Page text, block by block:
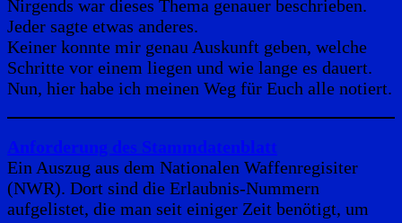
Nirgends war dieses Thema genauer beschrieben.
Jeder sagte etwas anderes.
Keiner konnte mir genau Auskunft geben, welche
Schritte vor einem liegen und wie lange es dauert.
Nun, hier habe ich meinen Weg für Euch alle notiert.
Anforderung des Stammdatenblatt
Ein Auszug aus dem Nationalen Waffenregisiter
(NWR). Dort sind die Erlaubnis-Nummern
aufgelistet, die man seit einiger Zeit benötigt, um